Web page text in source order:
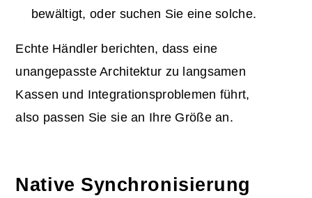
bewältigt, oder suchen Sie eine solche.
Echte Händler berichten, dass eine
unangepasste Architektur zu langsamen
Kassen und Integrationsproblemen führt,
also passen Sie sie an Ihre Größe an.
Native Synchronisierung